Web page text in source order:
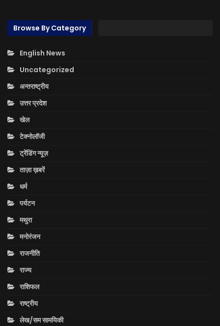
Browse By Category
English News
Uncategorized
अन्तराष्ट्रीय
उत्तर प्रदेश
खेल
टेक्नोलॉजी
ट्रेंडिंग न्यूज़
ताज़ा ख़बरें
धर्म
पर्यटन
मथुरा
मनोरंजन
राजनीति
राज्य
राशिफल
राष्ट्रीय
लेख/सम सामयिकी